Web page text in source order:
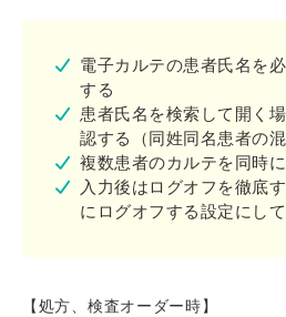
電子カルテの患者氏名を
する
患者氏名を検索して開く
認する（同姓同名患者の混
複数患者のカルテを同時
入力後はログオフを徹底
にログオフする設定にして
【処方、検査オーダー時】